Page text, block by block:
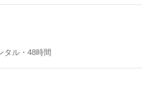
タル・ 48時間